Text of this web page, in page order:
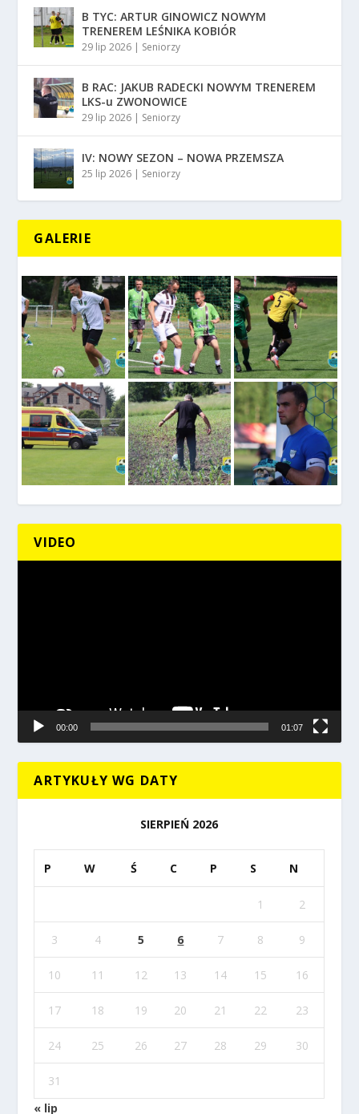
B TYC: ARTUR GINOWICZ NOWYM
TRENEREM LEŚNIKA KOBIÓR
29 lip 2026 | Seniorzy
B RAC: JAKUB RADECKI NOWYM TRENEREM
LKS-u ZWONOWICE
29 lip 2026 | Seniorzy
IV: NOWY SEZON – NOWA PRZEMSZA
25 lip 2026 | Seniorzy
GALERIE
VIDEO
00:00 01:07
ARTYKUŁY WG DATY
SIERPIEŃ 2026
P W Ś C P S N
1 2
3 4 5 6 7 8 9
10 11 12 13 14 15 16
17 18 19 20 21 22 23
24 25 26 27 28 29 30
31
« lip